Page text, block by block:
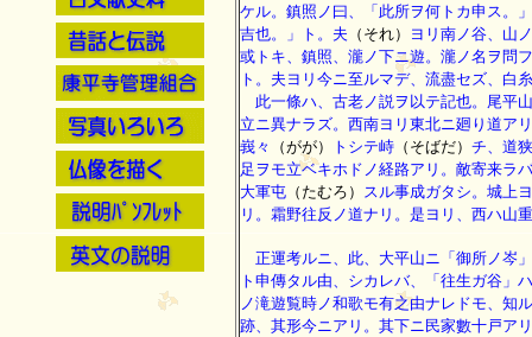
ケル。鎮照ノ曰、「此所ヲ何トカ申ス。
吉也。」ト。夫 （それ）
ヨリ南ノ谷、山
或トキ、鎮照、瀧ノ下ニ遊。瀧ノ名ヲ問
ト。夫ヨリ今ニ至ルマデ、流盡セズ、白
此一條ハ、古老ノ説ヲ以テ記也。尾平
立ニ異ナラズ。西南ヨリ東北ニ廻り道ア
峩々
（がが） トシテ峙 （そばだ） チ、道
足ヲモ立ベキホドノ経路アリ。敵寄来ラ
大軍屯 （たむろ）
スル事成ガタシ。城上
リ。霜野往反ノ道ナリ。是ヨリ、西ハ山
正運考ルニ、此、大平山ニ「御所ノ岑
ト申傳タル由、シカレバ、「往生ガ谷」
ノ滝遊覧時ノ和歌モ有之由ナレドモ、知
跡、其形今ニアリ。其下ニ民家數十戸ア